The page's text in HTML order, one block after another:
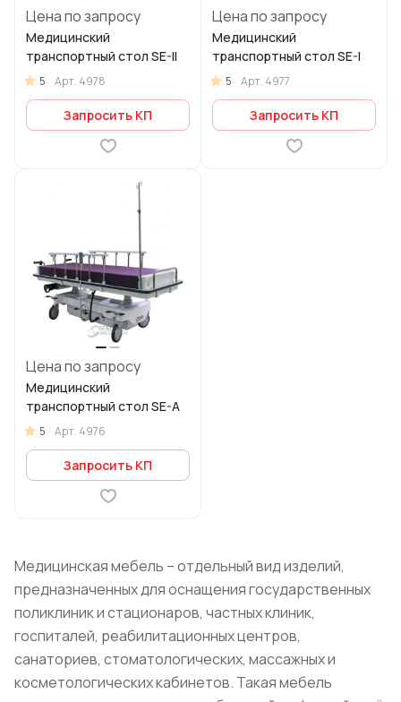
Цена по запросу
Медицинский
транспортный стол SE-II
5 Арт. 4978
Запросить КП
Цена по запросу
Медицинский
транспортный стол SE-I
5 Арт. 4977
Запросить КП
Цена по запросу
Медицинский
транспортный стол SE-A
5 Арт. 4976
Запросить КП
Медицинская мебель – отдельный вид изделий,
предназначенных для оснащения государственных
поликлиник и стационаров, частных клиник,
госпиталей, реабилитационных центров,
санаториев, стоматологических, массажных и
косметологических кабинетов. Такая мебель